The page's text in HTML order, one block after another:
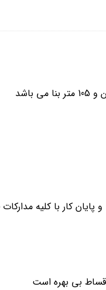
کار با کلیه مدارکات
بی بهره است